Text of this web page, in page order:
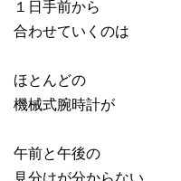
１日手前から
合わせていくのは
ほとんどの
機械式腕時計が
午前と午後の